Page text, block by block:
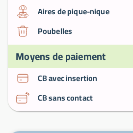
Aires de pique-nique
Poubelles
Moyens de paiement
CB avec insertion
CB sans contact